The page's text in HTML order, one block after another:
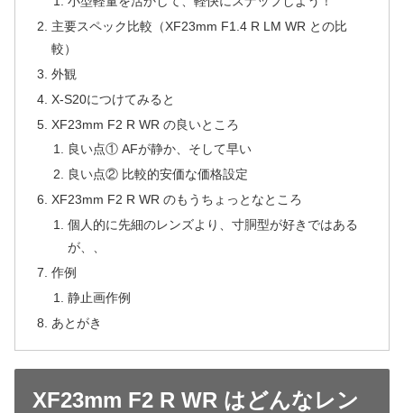
主要スペック比較（XF23mm F1.4 R LM WR との比
較）
外観
X-S20につけてみると
XF23mm F2 R WR の良いところ
良い点① AFが静か、そして早い
良い点② 比較的安価な価格設定
XF23mm F2 R WR のもうちょっとなところ
個人的に先細のレンズより、寸胴型が好きではある
が、、
作例
静止画作例
あとがき
XF23mm F2 R WR はどんなレン